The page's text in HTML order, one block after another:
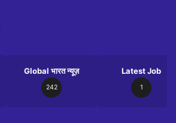
Global भारत न्यूज़
242
Latest Job
1